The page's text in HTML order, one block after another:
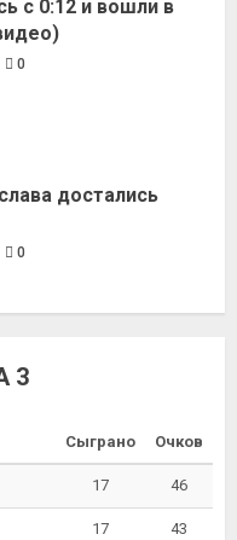
с 0:12 и вошли в
0
достались
0
3
Сыграно Очков
17 46
17 43